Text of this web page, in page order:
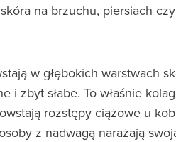
na brzuchu, piersiach
w głębokich warstwach
zbyt słabe. To właśnie
rozstępy ciążowe u
z nadwagą narażają